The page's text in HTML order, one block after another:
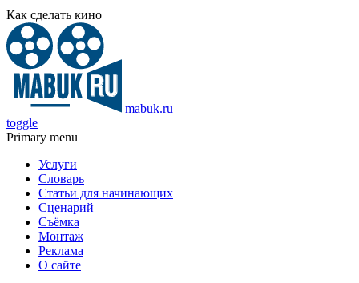
Как сделать кино
mabuk.ru
toggle
Primary menu
Услуги
Словарь
Статьи для начинающих
Сценарий
Съёмка
Монтаж
Реклама
О сайте